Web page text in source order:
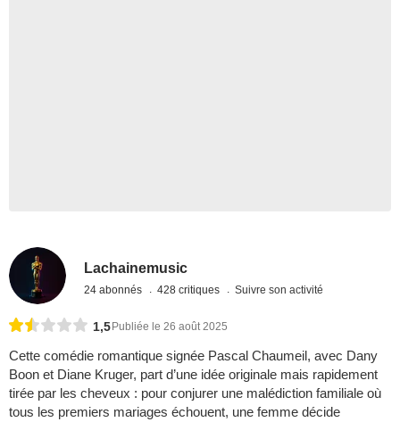
Lachainemusic
24 abonnés 428 critiques Suivre son activité
1,5 Publiée le 26 août 2025
Cette comédie romantique signée Pascal Chaumeil, avec Dany
Boon et Diane Kruger, part d’une idée originale mais rapidement
tirée par les cheveux : pour conjurer une malédiction familiale où
tous les premiers mariages échouent, une femme décide